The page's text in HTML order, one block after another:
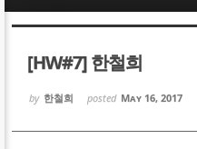
[HW#7] 한철희
by 한철희 posted May 16, 2017
Sketchbook5,
Sketchbook5,